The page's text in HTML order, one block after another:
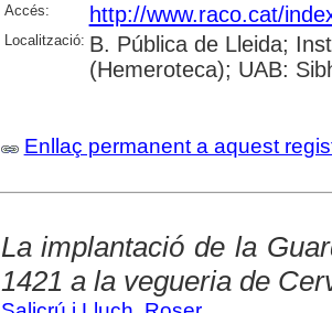
Accés: http://www.raco.cat/
Localització: B. Pública de Lleida;
(Hemeroteca); UAB:
Enllaç permanent a aquest
La implantació de la
1421 a la vegueria de